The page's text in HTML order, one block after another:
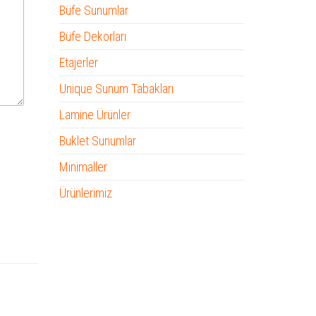
Büfe Sunumlar
Büfe Dekorları
Etajerler
Unique Sunum Tabakları
Lamine Ürünler
Buklet Sunumlar
Minimaller
Ürünlerimiz